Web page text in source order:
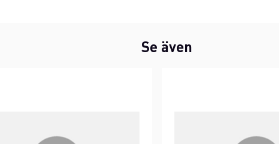
Se även